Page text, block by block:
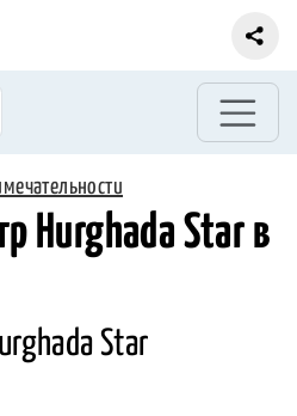
Hurghada Star в
Star